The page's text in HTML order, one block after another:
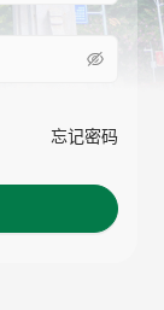
忘记密码